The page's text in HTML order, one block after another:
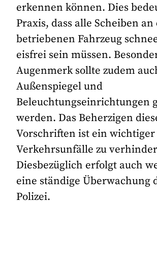
erkennen können. Dies
Praxis, dass alle Scheiben
betriebenen Fahrzeug
eisfrei sein müssen.
Augenmerk sollte zudem
Außenspiegel und
Beleuchtungseinrichtungen
werden. Das Beherzigen
Vorschriften ist ein
Verkehrsunfälle zu
Diesbezüglich erfolgt auch
eine ständige Überwachung
Polizei.